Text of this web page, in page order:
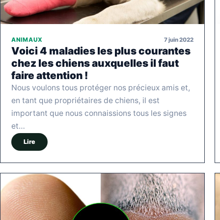
ANIMAUX 7 juin 2022
Voici 4 maladies les plus courantes
chez les chiens auxquelles il faut
faire attention !
Nous voulons tous protéger nos précieux amis et,
en tant que propriétaires de chiens, il est
important que nous connaissions tous les signes
et…
Lire